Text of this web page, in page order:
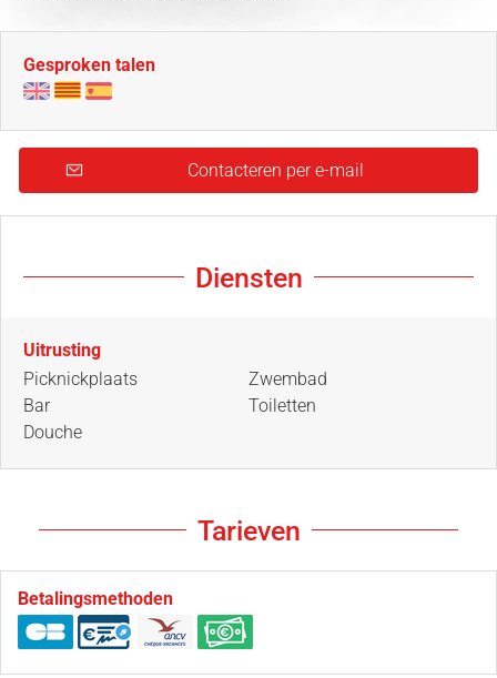
Gesproken talen
Contacteren per e-mail
Diensten
Uitrusting
Picknickplaats
Bar
Douche
Zwembad
Toiletten
Tarieven
Betalingsmethoden